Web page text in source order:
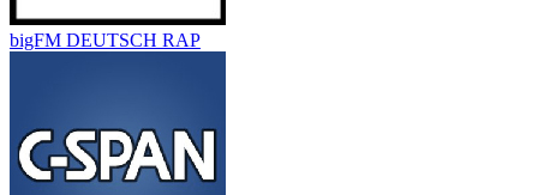
bigFM DEUTSCH RAP